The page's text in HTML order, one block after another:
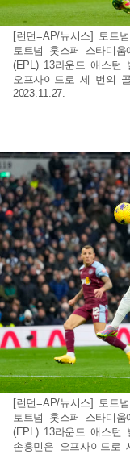
[런던=AP/뉴시스] 토트
토트넘 홋스퍼 스타디
(EPL) 13라운드 애스턴
오프사이드로 세 번의
2023.11.27.
[런던=AP/뉴시스] 토트
토트넘 홋스퍼 스타디
(EPL) 13라운드 애스턴
손흥민은 오프사이드로